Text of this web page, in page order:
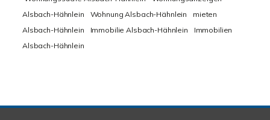
Alsbach-Hähnlein
Wohnung Alsbach-Hähnlein
mieten
Alsbach-Hähnlein
Immobilie Alsbach-Hähnlein
Immobilien
Alsbach-Hähnlein